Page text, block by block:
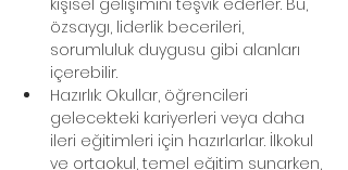
özsaygı, liderlik becerileri,
sorumluluk duygusu gibi alanları
içerebilir.
Hazırlık: Okullar, öğrencileri
gelecekteki kariyerleri veya daha
ileri eğitimleri için hazırlarlar. İlkokul
ve ortaokul, temel eğitim sunarken,